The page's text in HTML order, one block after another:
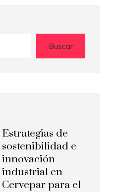
Buscar
Estrategias de
sostenibilidad e
innovación
industrial en
Cervepar para el